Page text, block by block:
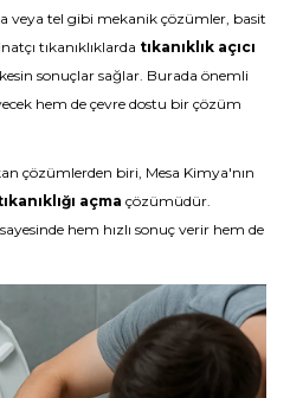
veya tel gibi mekanik çözümler, basit
tıkanıklıklarda tıkanıklık açıcı
sonuçlar sağlar. Burada önemli
hem de çevre dostu bir çözüm
çözümlerden biri, Mesa Kimya'nın
açma çözümüdür.
hem hızlı sonuç verir hem de